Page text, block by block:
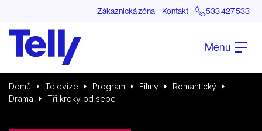
Zákaznická zóna Kontakt 533 427 533
Menu
Domů Televize Program Filmy
Romantický
Drama
Tři kroky od sebe